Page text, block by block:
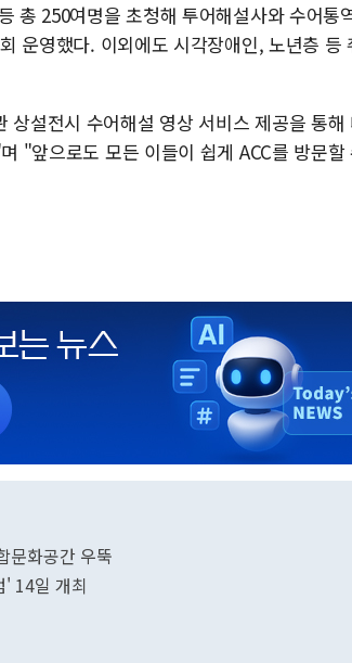
총 250여명을 초청해 투어해설사와 수어통
운영했다. 이외에도 시각장애인, 노년층 등
상설전시 수어해설 영상 서비스 제공을 통
"앞으로도 모든 이들이 쉽게 ACC를 방문할
문화공간 우뚝
' 14일 개최